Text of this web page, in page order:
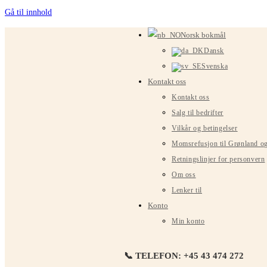
Gå til innhold
Norsk bokmål
Dansk
Svenska
Kontakt oss
Kontakt oss
Salg til bedrifter
Vilkår og betingelser
Momsrefusjon til Grønland
Retningslinjer for personvern
Om oss
Lenker til
Konto
Min konto
📞 TELEFON: +45 43 474 272